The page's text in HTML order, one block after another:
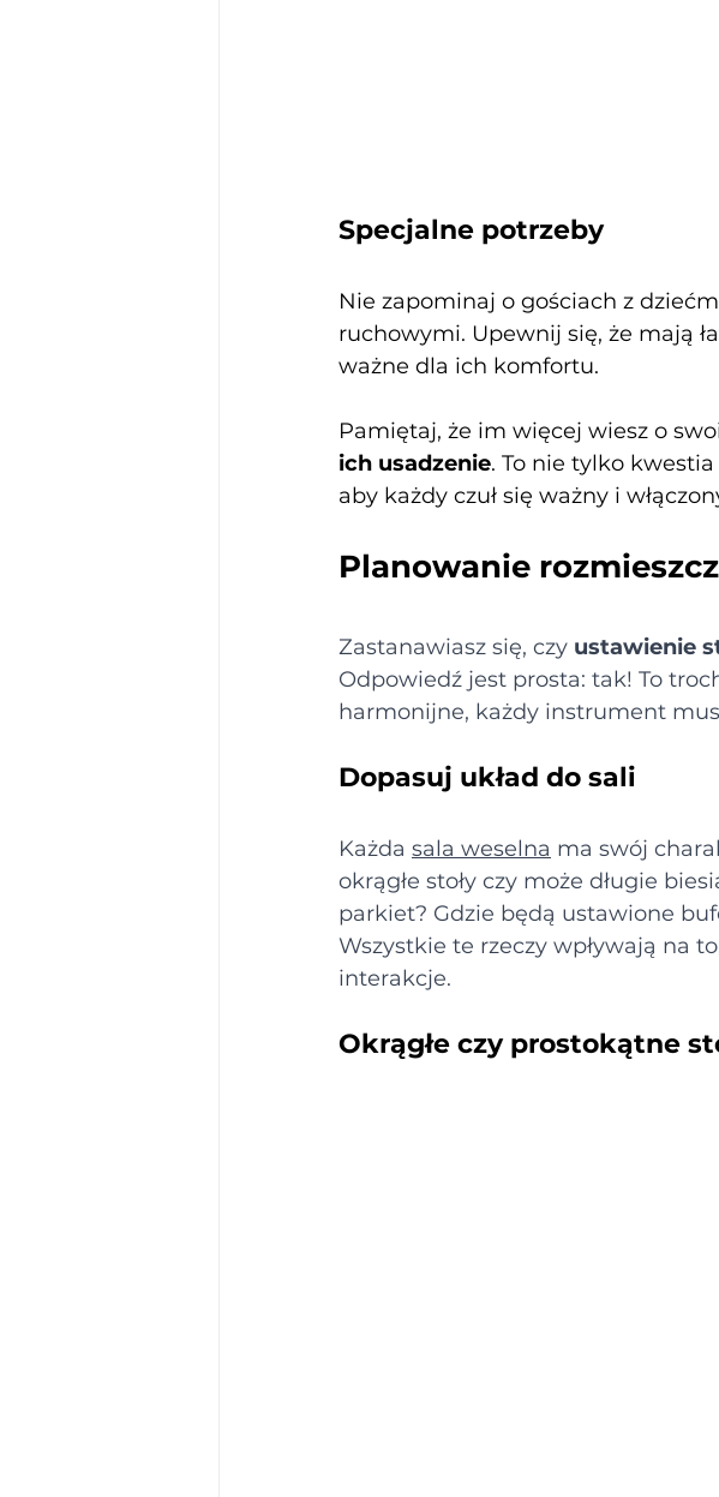
Specjalne potrzeby
Nie zapominaj o gościach z
ruchowymi. Upewnij się, że mają
ważne dla ich komfortu.
Pamiętaj, że im więcej wiesz o
ich usadzenie. To nie tylko
aby każdy czuł się ważny i
Planowanie
Zastanawiasz się, czy ustawienie
Odpowiedź jest prosta: tak! To
harmonijne, każdy instrument
Dopasuj układ do sali
Każda sala weselna ma swój
okrągłe stoły czy może długie
parkiet? Gdzie będą ustawione
Wszystkie te rzeczy wpływają na
interakcje.
Okrągłe czy prostokątne